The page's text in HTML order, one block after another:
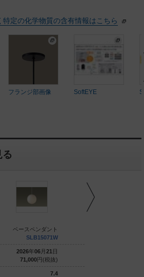
定の化学物質の含有情報はこちら
フランジ部画像 SoftEYE
る
ベースペンダント
SLB15071W
2026年06 月 21 日
71,000円(税抜)
7.4